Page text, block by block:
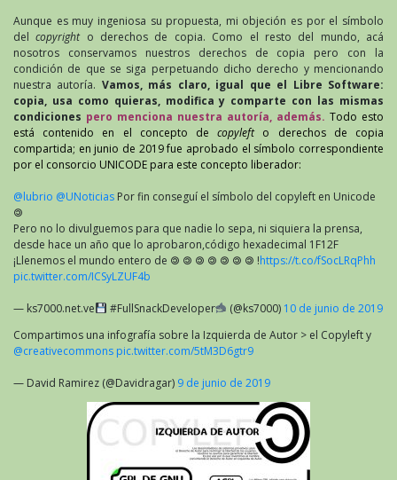
Aunque es muy ingeniosa su propuesta, mi objeción es por el símbolo
delcopyrighto derechos de copia. Como el resto del mundo, acá
nosotros conservamos nuestros derechos de copia pero con la
condición de que se siga perpetuando dicho derecho y mencionando
nuestra autoría. Vamos, más claro, igual que el Libre Software:
copia, usa como quieras, modifica y comparte con las mismas
condiciones pero menciona nuestra autoría, además. Todo esto
está contenido en el concepto decopylefto derechos de copia
compartida; en junio de 2019 fue aprobado el símbolo correspondiente
por el consorcio UNICODE para este concepto liberador:
@lubrio @UNoticias Por fin conseguí el símbolo del copyleft en Unicode
🄯
Pero no lo divulguemos para que nadie lo sepa, ni siquiera la prensa,
desde hace un año que lo aprobaron,código hexadecimal 1F12F
¡Llenemos el mundo entero de 🄯 🄯 🄯 🄯 🄯 🄯 🄯 !https://t.co/fSocLRqPhh
pic.twitter.com/ICSyLZUF4b
— ks7000.net.ve #FullSnackDeveloper (@ks7000) 10 de junio de 2019
Compartimos una infografía sobre la Izquierda de Autor > el Copyleft y
@creativecommons pic.twitter.com/5tM3D6gtr9
— David Ramirez (@Davidragar) 9 de junio de 2019